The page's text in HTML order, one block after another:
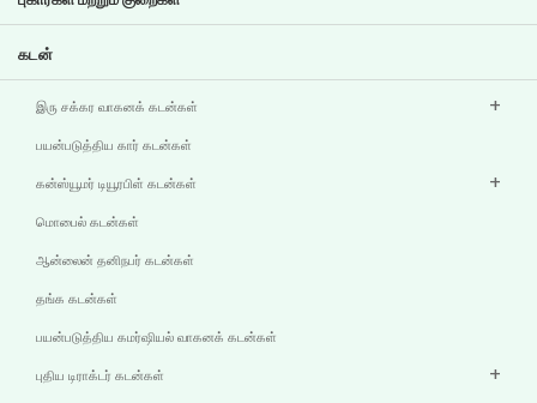
பிற வெளிப்பாடுகள்
கடன்
இரு சக்கர வாகனக் கடன்கள்
பயன்படுத்திய கார் கடன்கள்
கன்ஸ்யூமர் டியூரபிள் கடன்கள்
மொபைல் கடன்கள்
ஆன்லைன் தனிநபர் கடன்கள்
தங்க கடன்கள்
பயன்படுத்திய கமர்ஷியல் வாகனக் கடன்கள்
புதிய டிராக்டர் கடன்கள்